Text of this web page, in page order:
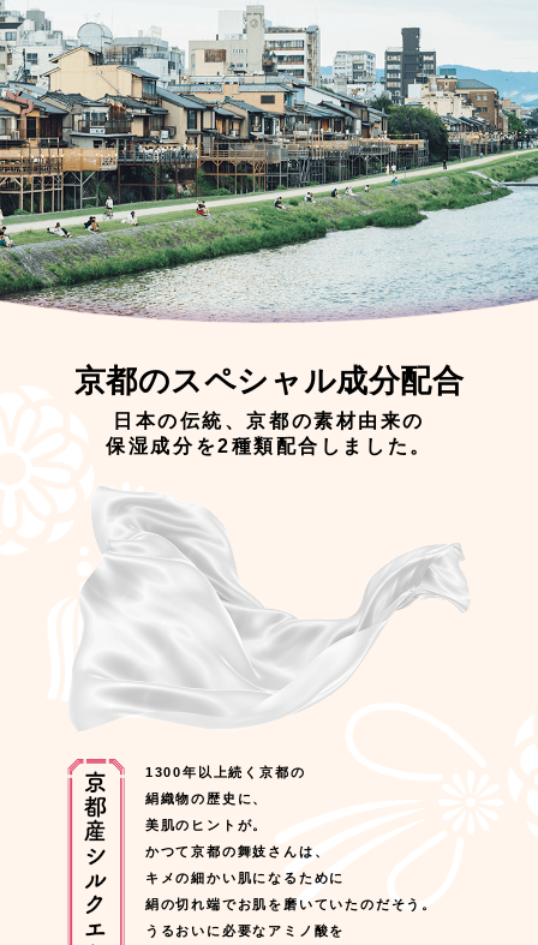
京都のスペシャル成分配合
日本の伝統、京都の素材由来の
保湿成分を2種類配合しました。
1300年以上続く京都の
絹織物の歴史に、
美肌のヒントが。
かつて京都の舞妓さんは、
キメの細かい肌になるために
絹の切れ端でお肌を磨いていたのだそう。
うるおいに必要なアミノ酸を